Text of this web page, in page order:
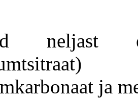
neljast
ja